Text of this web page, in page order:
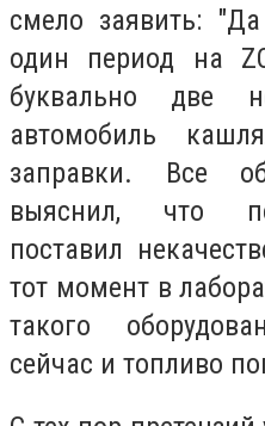
смело заявить:
один период на
буквально две
автомобиль
заправки. Все
выяснил, что
поставил
тот момент в
такого
сейчас и топливо